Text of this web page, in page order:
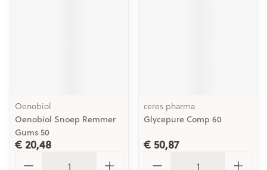
Oenobiol
Oenobiol Snoep Remmer
Gums 50
€ 20,48
ceres pharma
Glycepure Comp 60
€ 50,87